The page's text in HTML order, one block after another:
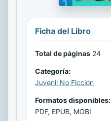
Ficha del Libro
Total de páginas 24
Categoría:
Juvenil No Ficción
Formatos disponibles:
PDF, EPUB, MOBI